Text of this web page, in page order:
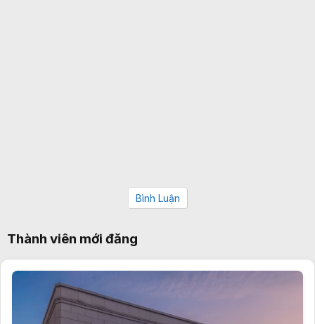
Bình Luận
Thành viên mới đăng